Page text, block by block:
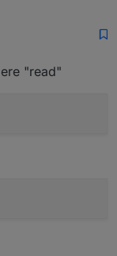
19:09
"read"